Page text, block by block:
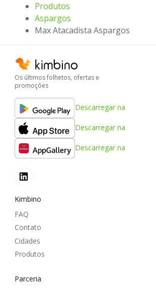
Produtos
Aspargos
Max Atacadista Aspargos
Os últimos folhetos, ofertas e
promoções
Descarregar na
Descarregar na
Descarregar na
Kimbino
FAQ
Contato
Cidades
Produtos
Parceria